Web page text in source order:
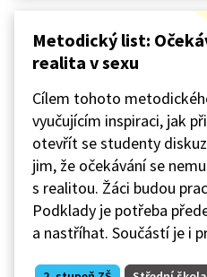
Metodický list:
realita v sexu
Cílem tohoto
vyučujícím inspiraci, jak
otevřít se studenty
jim, že očekávání se
s realitou. Žáci budou
Podklady je potřeba
a nastříhat. Součástí je i